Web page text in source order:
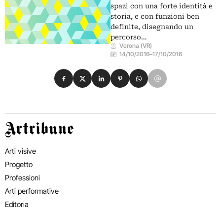
spazi con una forte identità e
storia, e con funzioni ben
definite, disegnando un
percorso…
Verona (VR)
14/10/2016–17/10/2016
Condividi su Facebook
Condividi su X
Condividi su LinkedIn
Condividi su Pinterest
Condividi su WhatsApp
Condividi su Email
Artribune
Arti visive
Progetto
Professioni
Arti performative
Editoria